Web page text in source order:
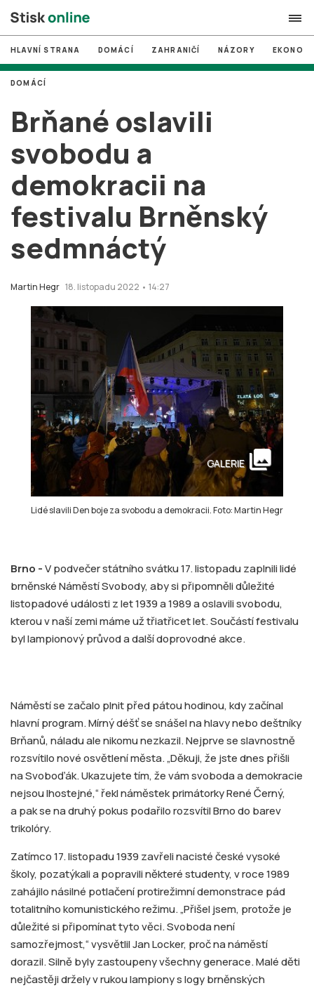
search
# MUNI
# Brno
# volby
login PŘIHLÁSIT SE
Zapomněli jste heslo?
HLAVNÍ STRANA DOMÁCÍ ZAHRANIČÍ NÁZORY
Brňané oslavili
svobodu a
demokracii na
festivalu Brněnský
sedmnáctý
Martin Hegr 18. listopadu 2022 • 14:27
DOMÁCÍ
Lidé slavili Den boje za svobodu a demokracii. Foto: Martin Hegr
GALERIE collections
Brno -V podvečer státního svátku 17. listopadu zaplnili lidé
brněnské Náměstí Svobody, aby si připomněli důležité
listopadové události z let 1939 a 1989 a oslavili svobodu,
kterou v naší zemi máme už třiatřicet let. Součástí festivalu
byl lampionový průvod a další doprovodné akce.
Náměstí se začalo plnit před pátou hodinou, kdy začínal
hlavní program. Mírný déšť se snášel na hlavy nebo deštníky
Brňanů, náladu ale nikomu nezkazil. Nejprve se slavnostně
rozsvítilo nové osvětlení města. „Děkuji, že jste dnes přišli
na Svoboďák. Ukazujete tím, že vám svoboda a demokracie
nejsou lhostejné,“ řekl náměstek primátorky René Černý,
a pak se na druhý pokus podařilo rozsvítil Brno do barev
trikolóry.
Zatímco 17. listopadu 1939 zavřeli nacisté české vysoké
školy, pozatýkali a popravili některé studenty, v roce 1989
zahájilo násilné potlačení protirežimní demonstrace pád
totalitního komunistického režimu. „Přišel jsem, protože je
důležité si připomínat tyto věci. Svoboda není
samozřejmost,“ vysvětlil Jan Locker, proč na náměstí
dorazil. Silně byly zastoupeny všechny generace. Malé děti
nejčastěji držely v rukou lampiony s logy brněnských